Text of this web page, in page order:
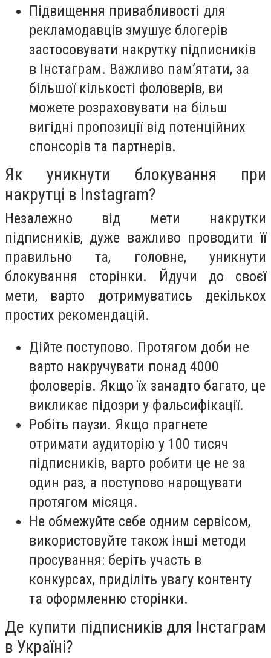
Підвищення привабливості для
рекламодавців змушує блогерів
застосовувати накрутку підписників
в Інстаграм. Важливо пам’ятати, за
більшої кількості фоловерів, ви
можете розраховувати на більш
вигідні пропозиції від потенційних
спонсорів та партнерів.
Як уникнути блокування при
накрутці в Instagram?
Незалежно від мети накрутки
підписників, дуже важливо проводити її
правильно та, головне, уникнути
блокування сторінки. Йдучи до своєї
мети, варто дотримуватись декількох
простих рекомендацій.
Дійте поступово. Протягом доби не
варто накручувати понад 4000
фоловерів. Якщо їх занадто багато, це
викликає підозри у фальсифікації.
Робіть паузи. Якщо прагнете
отримати аудиторію у 100 тисяч
підписників, варто робити це не за
один раз, а поступово нарощувати
протягом місяця.
Не обмежуйте себе одним сервісом,
використовуйте також інші методи
просування: беріть участь в
конкурсах, приділіть увагу контенту
та оформленню сторінки.
Де купити підписників для Інстаграм
в Україні?